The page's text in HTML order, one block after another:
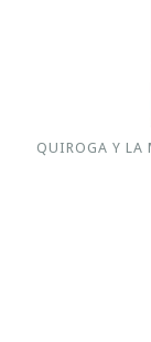
QUIROGA Y LA